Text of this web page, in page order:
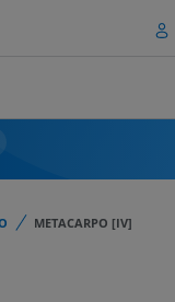
METACARPO [IV]